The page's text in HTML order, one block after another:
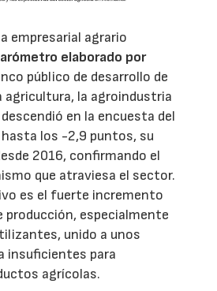
empresarial agrario
elaborado por
público de desarrollo de
agricultura, la agroindustria
en la encuesta del
los -2,9 puntos, su
2016, confirmando el
que atraviesa el sector.
es el fuerte incremento
producción, especialmente
unido a unos
insuficientes para
agrícolas.